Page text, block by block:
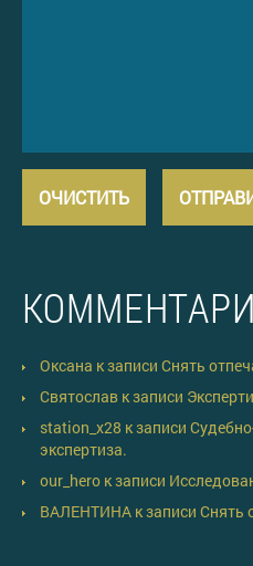
Оксана к записи Снять
Святослав к записи
station_x28 к записи
экспертиза.
our_hero к записи
ВАЛЕНТИНА к записи Снять